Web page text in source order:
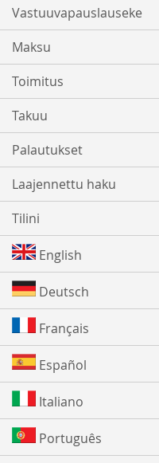
Vastuuvapauslauseke
Maksu
Toimitus
Takuu
Palautukset
Laajennettu haku
Tilini
English
Deutsch
Français
Español
Italiano
Português